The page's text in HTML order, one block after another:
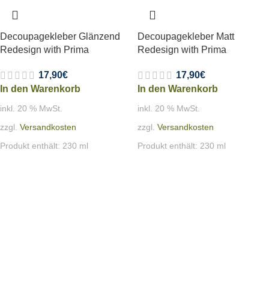
Decoupagekleber Glänzend
Redesign with Prima
17,90€
In den Warenkorb
inkl. 20 % MwSt.
zzgl. Versandkosten
Produkt enthält: 230 ml
Decoupagekleber Matt
Redesign with Prima
17,90€
In den Warenkorb
inkl. 20 % MwSt.
zzgl. Versandkosten
Produkt enthält: 230 ml